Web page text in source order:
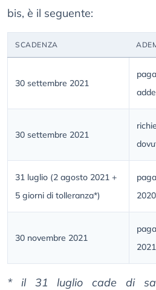
bis, è il seguente:
SCADENZA
30 settembre 2021
30 settembre 2021
31 luglio (2 agosto 2021 +
5 giorni di tolleranza*)
2020
30 novembre 2021
2021
* il 31 luglio cade di